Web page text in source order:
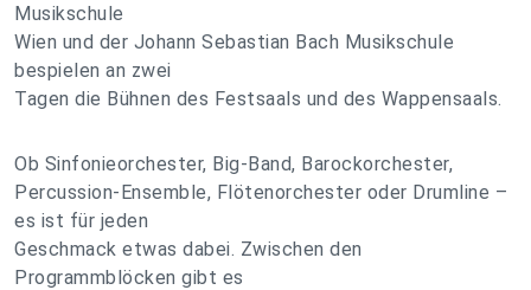
Musikschule
Wien und der Johann Sebastian Bach Musikschule
bespielen an zwei
Tagen die Bühnen des Festsaals und des Wappensaals.
Ob Sinfonieorchester, Big-Band, Barockorchester,
Percussion-Ensemble, Flötenorchester oder Drumline –
es ist für jeden
Geschmack etwas dabei. Zwischen den
Programmblöcken gibt es